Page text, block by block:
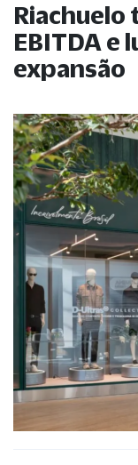
Riachuelo
EBITDA e
expansão